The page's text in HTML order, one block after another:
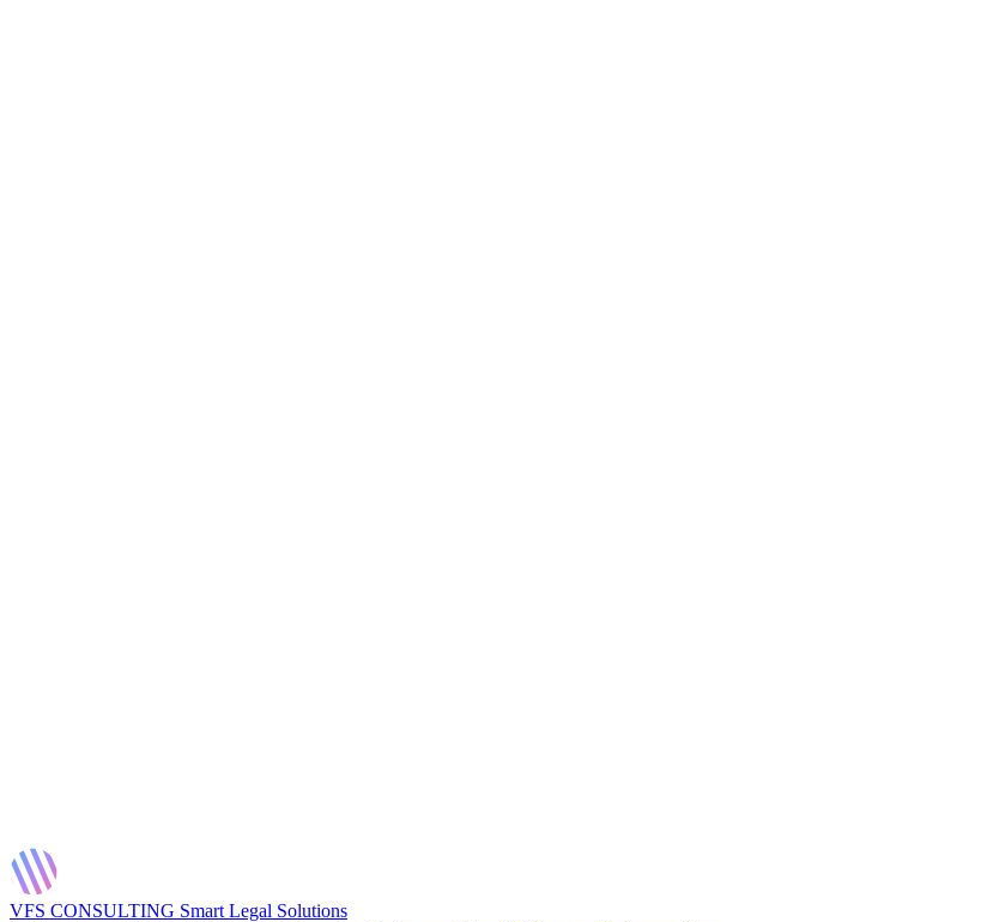
VFS CONSULTING Smart Legal Solutions